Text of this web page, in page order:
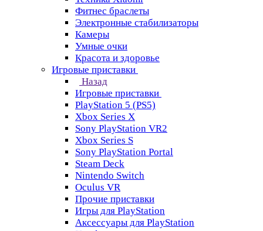
Фитнес браслеты
Электронные стабилизаторы
Камеры
Умные очки
Красота и здоровье
Игровые приставки
Назад
Игровые приставки
PlayStation 5 (PS5)
Xbox Series X
Sony PlayStation VR2
Xbox Series S
Sony PlayStation Portal
Steam Deck
Nintendo Switch
Oculus VR
Прочие приставки
Игры для PlayStation
Аксессуары для PlayStation